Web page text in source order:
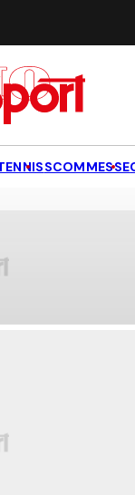
SCOMMESSE